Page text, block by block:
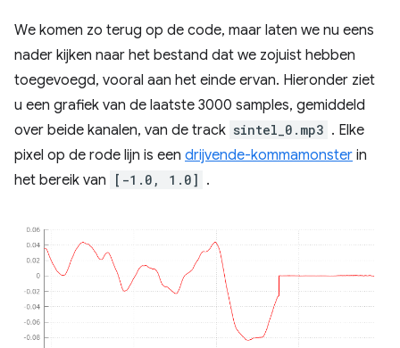
We komen zo terug op de code, maar laten we nu eens
nader kijken naar het bestand dat we zojuist hebben
toegevoegd, vooral aan het einde ervan. Hieronder ziet
u een grafiek van de laatste 3000 samples, gemiddeld
over beide kanalen, van de track sintel_0.mp3 . Elke
pixel op de rode lijn is een drijvende-kommamonster in
het bereik van
[-1.0, 1.0] .